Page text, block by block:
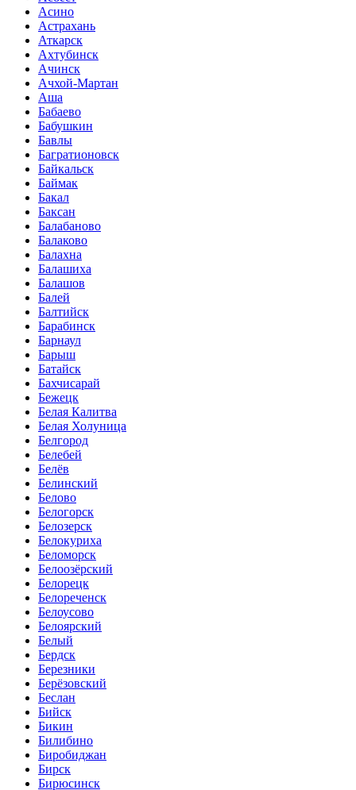
Асино
Астрахань
Аткарск
Ахтубинск
Ачинск
Ачхой-Мартан
Аша
Бабаево
Бабушкин
Бавлы
Багратионовск
Байкальск
Баймак
Бакал
Баксан
Балабаново
Балаково
Балахна
Балашиха
Балашов
Балей
Балтийск
Барабинск
Барнаул
Барыш
Батайск
Бахчисарай
Бежецк
Белая Калитва
Белая Холуница
Белгород
Белебей
Белёв
Белинский
Белово
Белогорск
Белозерск
Белокуриха
Беломорск
Белоозёрский
Белорецк
Белореченск
Белоусово
Белоярский
Белый
Бердск
Березники
Берёзовский
Беслан
Бийск
Бикин
Билибино
Биробиджан
Бирск
Бирюсинск